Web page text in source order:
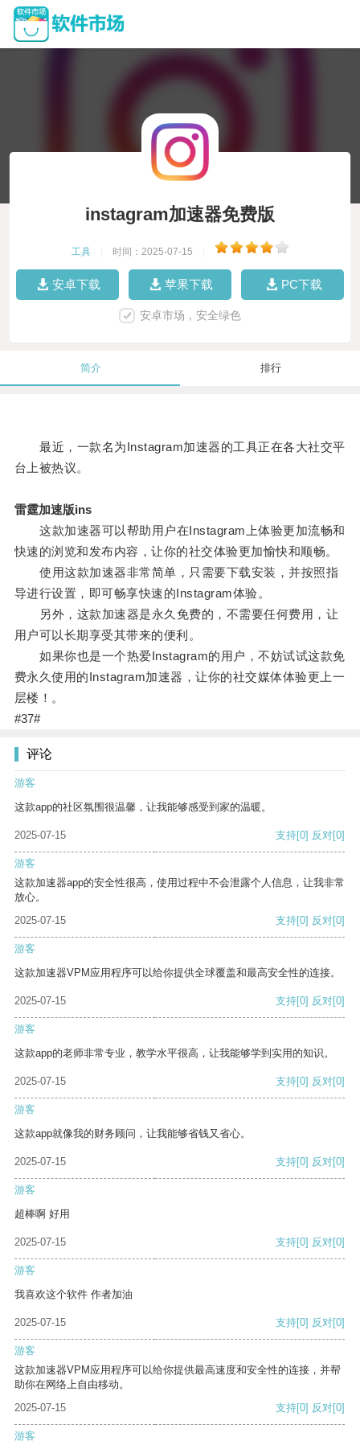
instagram加速器免费版
工具 时间：2025-07-15
安卓下载 苹果下载 PC下载
安卓市场，安全绿色
简介 排行
最近，一款名为Instagram加速器的工具正在各大社交平
台上被热议。
雷霆加速版ins
这款加速器可以帮助用户在Instagram上体验更加流畅和
快速的浏览和发布内容，让你的社交体验更加愉快和顺畅。
使用这款加速器非常简单，只需要下载安装，并按照指
导进行设置，即可畅享快速的Instagram体验。
另外，这款加速器是永久免费的，不需要任何费用，让
用户可以长期享受其带来的便利。
如果你也是一个热爱Instagram的用户，不妨试试这款免
费永久使用的Instagram加速器，让你的社交媒体体验更上一
层楼！。
#37#
评论
游客
这款app的社区氛围很温馨，让我能够感受到家的温暖。
2025-07-15 支持[0] 反对[0]
游客
这款加速器app的安全性很高，使用过程中不会泄露个人信息，让我非常
放心。
2025-07-15
支持[0] 反对[0]
游客
这款加速器VPM应用程序可以给你提供全球覆盖和最高安全性的连接。
2025-07-15 支持[0] 反对[0]
游客
这款app的老师非常专业，教学水平很高，让我能够学到实用的知识。
2025-07-15 支持[0] 反对[0]
游客
这款app就像我的财务顾问，让我能够省钱又省心。
2025-07-15 支持[0] 反对[0]
游客
超棒啊 好用
2025-07-15 支持[0] 反对[0]
游客
我喜欢这个软件 作者加油
2025-07-15 支持[0] 反对[0]
游客
这款加速器VPM应用程序可以给你提供最高速度和安全性的连接，并帮
助你在网络上自由移动。
2025-07-15
支持[0] 反对[0]
游客